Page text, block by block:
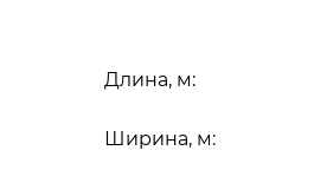
Длина, м:
Ширина, м: